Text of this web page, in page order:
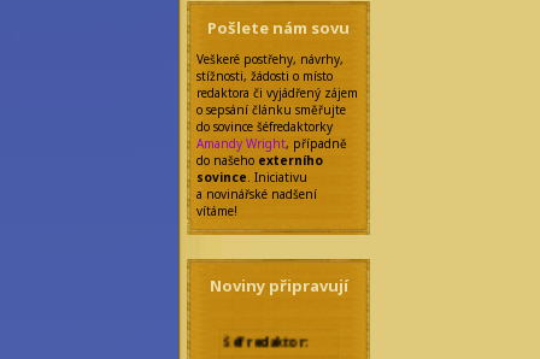
Pošlete nám sovu
Veškeré postřehy, návrhy,
stížnosti, žádosti o místo
redaktora či vyjádřený zájem
o sepsání článku směřujte
do sovince šéfredaktorky
Amandy Wright, případně
do našeho externího
sovince. Iniciativu
a novinářské nadšení
vítáme!
Noviny připravují
Šéfredaktor: